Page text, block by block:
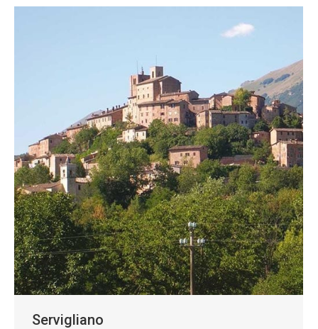
Servigliano